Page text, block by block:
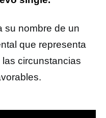
su nombre de un
que representa
las circunstancias